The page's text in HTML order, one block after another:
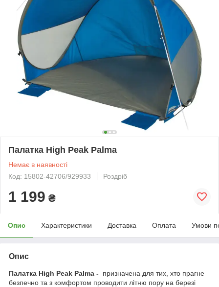
Палатка High Peak Palma
Немає в наявності
Код: 15802-42706/929933
Роздріб
1 199 ₴
Опис Характеристики Доставка Оплата Умови
Опис
Палатка High Peak Palma -
призначена для тих, хто прагне
безпечно та з комфортом проводити літню пору на березі